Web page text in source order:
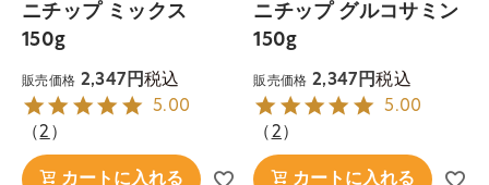
ニチップ ミックス
150g
販売価格 2,347 税込
5.00
（2 ）
カートに入れる
ニチップ グルコサミン
150g
販売価格 2,347 税込
5.00
（ 2 ）
カートに入れる